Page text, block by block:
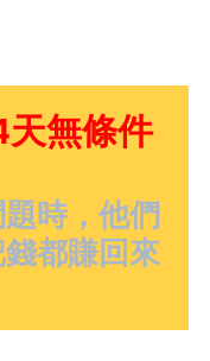
無條件
時，他們
都賺回來